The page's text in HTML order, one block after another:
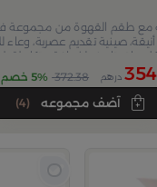
مع طقم القهوة من مجموعة
مبخرة أنيقة، صينية تقديم عصرية،
ما تحتاجينه لضيافة متكاملة
354 درهم 372.38 5% خصم
(4)